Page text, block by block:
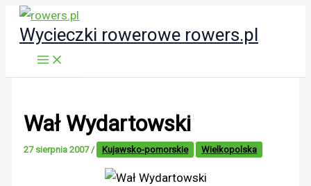
Przejdź
Wycieczki rowerowe rowers.pl
Wał Wydartowski
27 sierpnia 2007/ Kujawsko-pomorskie Wielkopolska